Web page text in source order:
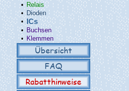
• Relais
• Dioden
•ICs
• Buchsen
• Klemmen
Übersicht
FAQ
Rabatthinweise